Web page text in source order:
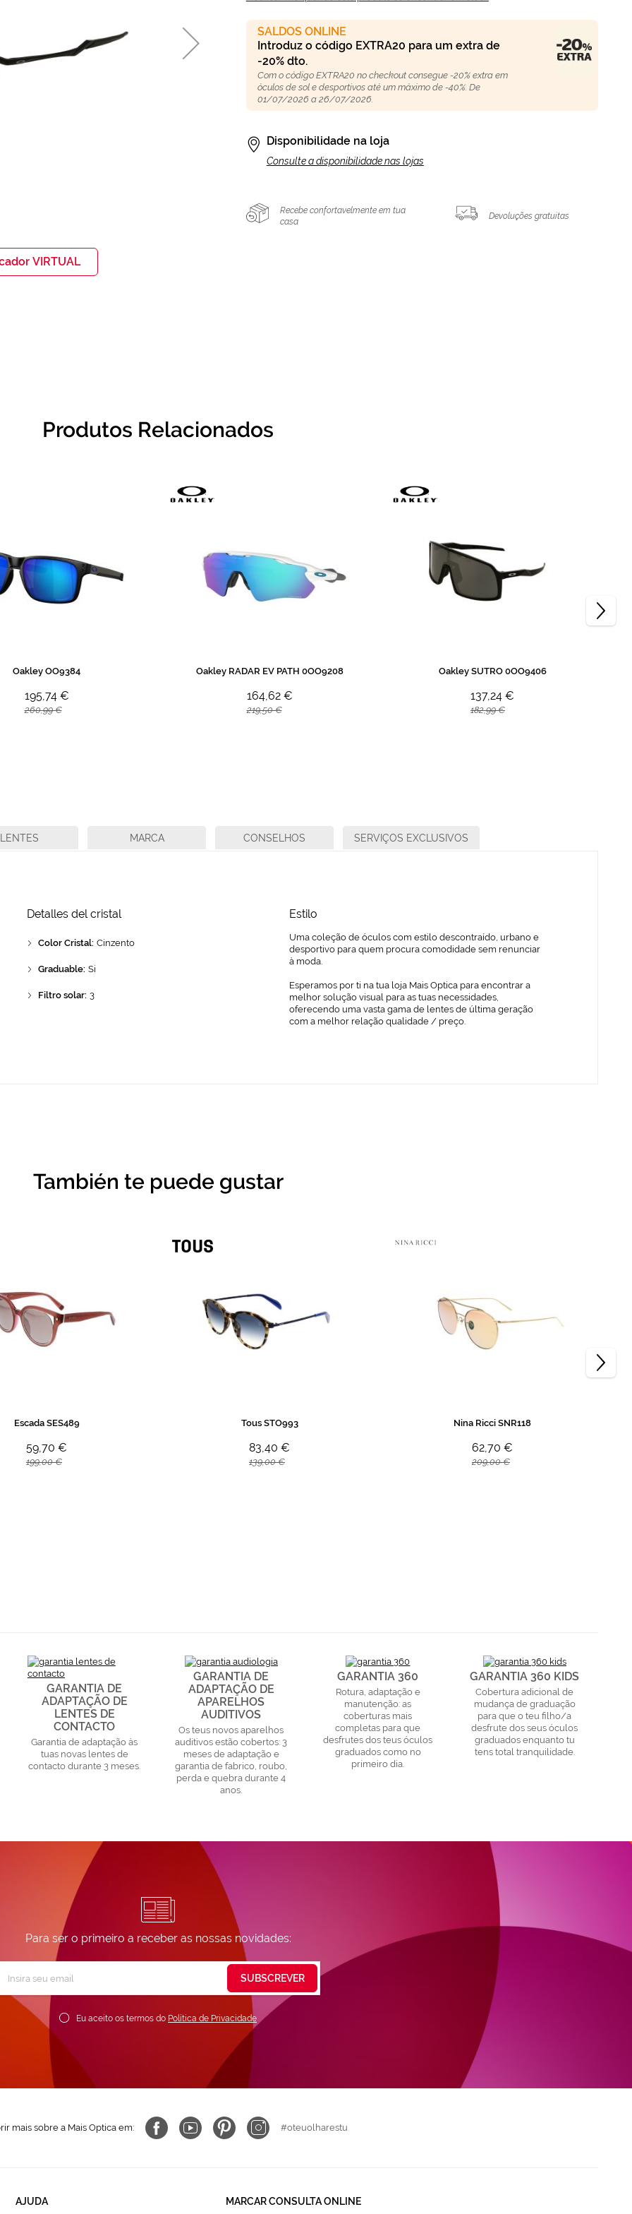
VIRTUAL
SALDOS ONLINE
Introduz o código EXTRA20 para um extra de
-20% dto.
Com o código EXTRA20 no checkout consegue -20% extra em
óculos de sol e desportivos até um máximo de -40%. De
01/07/2026 a 26/07/2026.
Disponibilidade na loja
Consulte a disponibilidade nas lojas
Recebe confortavelmente em tua
casa
Devoluções gratuitas
Produtos Relacionados
Oakley OO9384
195,74 €
260,99 €
Oakley RADAR EV PATH 0OO9208
164,62 €
219,50 €
Oakley SUTRO 0OO9406
137,24 €
182,99 €
Detalles del cristal
Color Cristal: Cinzento
Graduable: Si
Filtro solar: 3
Estilo
Uma coleção de óculos com estilo descontraído, urbano e
desportivo para quem procura comodidade sem renunciar
à moda.
Esperamos por ti na tua loja Mais Optica para encontrar a
melhor solução visual para as tuas necessidades,
oferecendo uma vasta gama de lentes de última geração
com a melhor relação qualidade / preço.
LENTES MARCA CONSELHOS SERVIÇOS EXCLUSIVOS
También te puede gustar
Escada SES489
59,70 €
199,00 €
Tous STO993
83,40 €
139,00 €
Nina Ricci SNR118
62,70 €
209,00 €
GARANTIA DE
ADAPTAÇÃO DE
LENTES DE
CONTACTO
Garantia de adaptação às
tuas novas lentes de
contacto durante 3 meses.
GARANTIA DE
ADAPTAÇÃO DE
APARELHOS
AUDITIVOS
Os teus novos aparelhos
auditivos estão cobertos: 3
meses de adaptação e
garantia de fabrico, roubo,
perda e quebra durante 4
anos.
GARANTIA 360
Rotura, adaptação e
manutenção: as
coberturas mais
completas para que
desfrutes dos teus óculos
graduados como no
primeiro dia.
GARANTIA 360 KIDS
Cobertura adicional de
mudança de graduação
para que o teu filho/a
desfrute dos seus óculos
graduados enquanto tu
tens total tranquilidade.
Para ser o primeiro a receber as nossas novidades:
Newsletter:
Eu aceito os termos do Política de Privacidade
SUBSCREVER
mais sobre a Mais Optica em: #oteuolharestu
AJUDA MARCAR CONSULTA ONLINE